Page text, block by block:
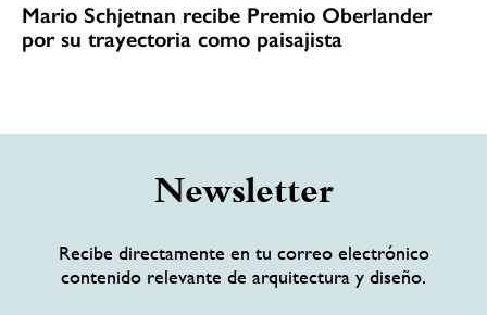
Mario Schjetnan recibe Premio Oberlander
por su trayectoria como paisajista
Newsletter
Recibe directamente en tu correo electrónico
contenido relevante de arquitectura y diseño.